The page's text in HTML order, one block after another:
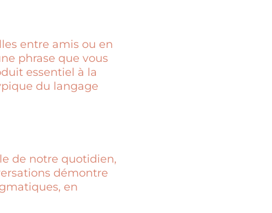
entre amis ou en
phrase que vous
essentiel à la
du langage
de notre quotidien,
démontre
en